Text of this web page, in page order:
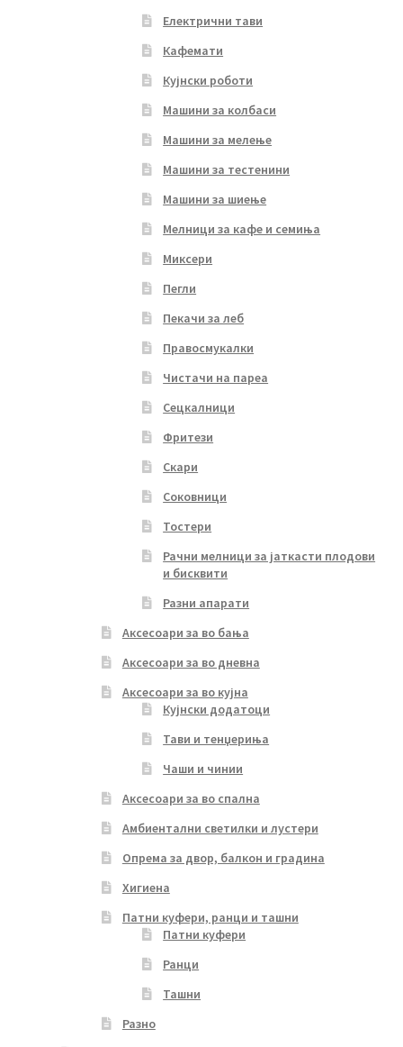
Електрични тави
Кафемати
Кујнски роботи
Машини за колбаси
Машини за мелење
Машини за тестенини
Машини за шиење
Мелници за кафе и семиња
Миксери
Пегли
Пекачи за леб
Правосмукалки
Чистачи на пареа
Сецкалници
Фритези
Скари
Соковници
Тостери
Рачни мелници за јаткасти плодови
и бисквити
Разни апарати
Аксесоари за во бања
Аксесоари за во дневна
Аксесоари за во кујна
Кујнски додатоци
Тави и тенџериња
Чаши и чинии
Аксесоари за во спална
Амбиентални светилки и лустери
Опрема за двор, балкон и градина
Хигиена
Патни куфери, ранци и ташни
Патни куфери
Ранци
Ташни
Разно